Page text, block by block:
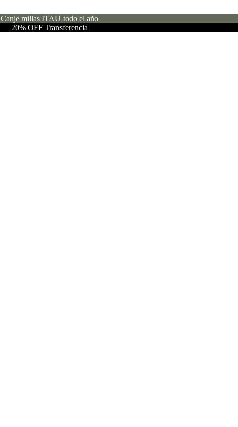
Canje millas ITAU todo el año
20% OFF Transferencia